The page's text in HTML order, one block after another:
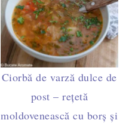
Ciorbă de varză dulce de
post – rețetă
moldovenească cu borș și